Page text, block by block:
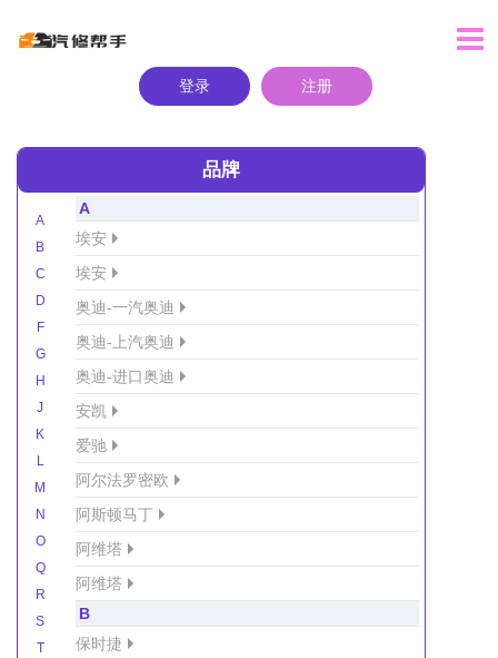
登录 注册
品牌
A
B
C
D
F
G
H
J
K
L
M
N
O
Q
R
S
T
A
埃安
埃安
奥迪-一汽奥迪
奥迪-上汽奥迪
奥迪-进口奥迪
安凯
爱驰
阿尔法罗密欧
阿斯顿马丁
阿维塔
阿维塔
B
保时捷